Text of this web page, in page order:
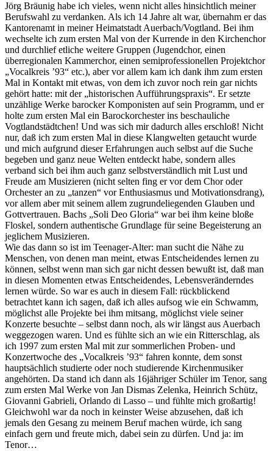
Jörg Bräunig habe ich vieles, wenn nicht alles hinsichtlich meiner
Berufswahl zu verdanken. Als ich 14 Jahre alt war, übernahm er das
Kantorenamt in meiner Heimatstadt Auerbach/Vogtland. Bei ihm
wechselte ich zum ersten Mal von der Kurrende in den Kirchenchor
und durchlief etliche weitere Gruppen (Jugendchor, einen
überregionalen Kammerchor, einen semiprofessionellen Projektchor
„Vocalkreis ’93“ etc.), aber vor allem kam ich dank ihm zum ersten
Mal in Kontakt mit etwas, von dem ich zuvor noch rein gar nichts
gehört hatte: mit der „historischen Aufführungspraxis“. Er setzte
unzählige Werke barocker Komponisten auf sein Programm, und er
holte zum ersten Mal ein Barockorchester ins beschauliche
Vogtlandstädtchen! Und was sich mir dadurch alles erschloß! Nicht
nur, daß ich zum ersten Mal in diese Klangwelten getaucht wurde
und mich aufgrund dieser Erfahrungen auch selbst auf die Suche
begeben und ganz neue Welten entdeckt habe, sondern alles
verband sich bei ihm auch ganz selbstverständlich mit Lust und
Freude am Musizieren (nicht selten fing er vor dem Chor oder
Orchester an zu „tanzen“ vor Enthusiasmus und Motivationsdrang),
vor allem aber mit seinem allem zugrundeliegenden Glauben und
Gottvertrauen. Bachs „Soli Deo Gloria“ war bei ihm keine bloße
Floskel, sondern authentische Grundlage für seine Begeisterung an
jeglichem Musizieren.
Wie das dann so ist im Teenager-Alter: man sucht die Nähe zu
Menschen, von denen man meint, etwas Entscheidendes lernen zu
können, selbst wenn man sich gar nicht dessen bewußt ist, daß man
in diesen Momenten etwas Entscheidendes, Lebensveränderndes
lernen würde. So war es auch in diesem Fall: rückblickend
betrachtet kann ich sagen, daß ich alles aufsog wie ein Schwamm,
möglichst alle Projekte bei ihm mitsang, möglichst viele seiner
Konzerte besuchte – selbst dann noch, als wir längst aus Auerbach
weggezogen waren. Und es fühlte sich an wie ein Ritterschlag, als
ich 1997 zum ersten Mal mit zur sommerlichen Proben- und
Konzertwoche des „Vocalkreis ’93“ fahren konnte, dem sonst
hauptsächlich studierte oder noch studierende Kirchenmusiker
angehörten. Da stand ich dann als 16jähriger Schüler im Tenor, sang
zum ersten Mal Werke von Jan Dismas Zelenka, Heinrich Schütz,
Giovanni Gabrieli, Orlando di Lasso – und fühlte mich großartig!
Gleichwohl war da noch in keinster Weise abzusehen, daß ich
jemals den Gesang zu meinem Beruf machen würde, ich sang
einfach gern und freute mich, dabei sein zu dürfen. Und ja: im
Tenor…